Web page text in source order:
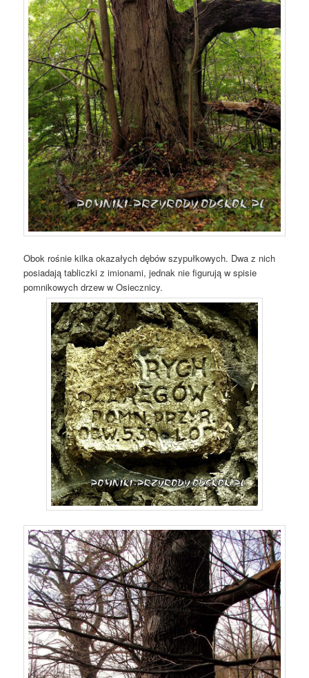
Obok rośnie kilka okazałych dębów szypułkowych. Dwa z nich
posiadają tabliczki z imionami, jednak nie figurują w spisie
pomnikowych drzew w Osiecznicy.